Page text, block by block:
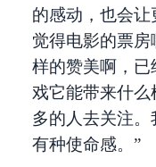
的感动，也会
觉得电影的票
样的赞美啊，
戏它能带来什
多的人去关注
有种使命感。”